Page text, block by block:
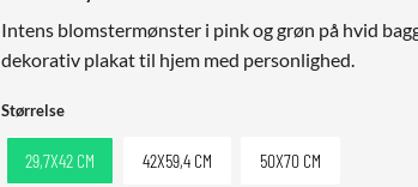
Intens blomstermønster i pink og grøn på hvid
dekorativ plakat til hjem med personlighed.
Størrelse
29,7X42 CM 42X59,4 CM 50X70 CM